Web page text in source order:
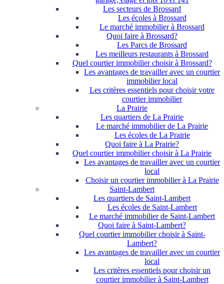
Les secteurs de Brossard
Les écoles à Brossard
Le marché immobilier à Brossard
Quoi faire à Brossard?
Les Parcs de Brossard
Les meilleurs restaurants à Brossard
Quel courtier immobilier choisir à Brossard?
Les avantages de travailler avec un courtier
immobilier local
Les critères essentiels pour choisir votre
courtier immobilier
La Prairie
Les quartiers de La Prairie
Le marché immobilier de La Prairie
Les écoles de La Prairie
Quoi faire à La Prairie?
Quel courtier immobilier choisir à La Prairie
Les avantages de travailler avec un courtier
local
Choisir un courtier immobilier à La Prairie
Saint-Lambert
Les quartiers de Saint-Lambert
Les écoles de Saint-Lambert
Le marché immobilier de Saint-Lambert
Quoi faire à Saint-Lambert?
Quel courtier immobilier choisir à Saint-
Lambert?
Les avantages de travailler avec un courtier
local
Les critères essentiels pour choisir un
courtier immobilier à Saint-Lambert